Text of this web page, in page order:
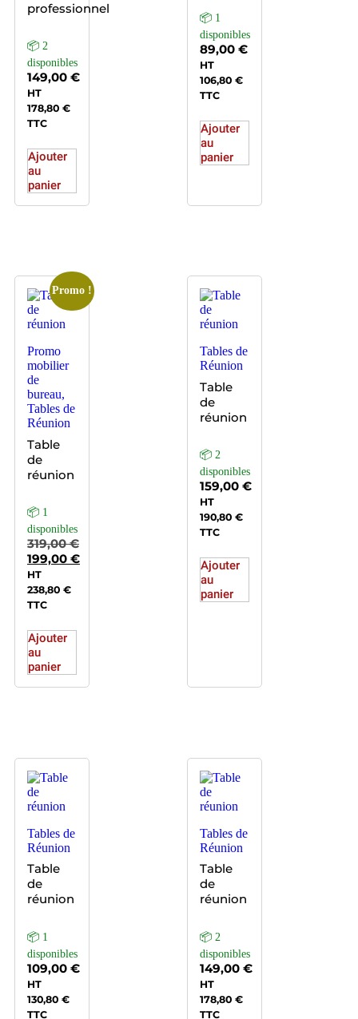
professionnel
📦 2
disponibles
149,00 €
HT
178,80 €
TTC
Ajouter
au
panier
📦 1
disponibles
89,00 €
HT
106,80 €
TTC
Ajouter
au
panier
Promo !
Promo
mobilier
de
bureau,
Tables de
Réunion
Table
de
réunion
📦 1
disponibles
319,00€
199,00 €
HT
238,80 €
TTC
Ajouter
au
panier
Tables de
Réunion
Table
de
réunion
📦 2
disponibles
159,00 €
HT
190,80 €
TTC
Ajouter
au
panier
Tables de
Réunion
Table
de
réunion
📦 1
disponibles
109,00 €
HT
130,80 €
TTC
Tables de
Réunion
Table
de
réunion
📦 2
disponibles
149,00 €
HT
178,80 €
TTC